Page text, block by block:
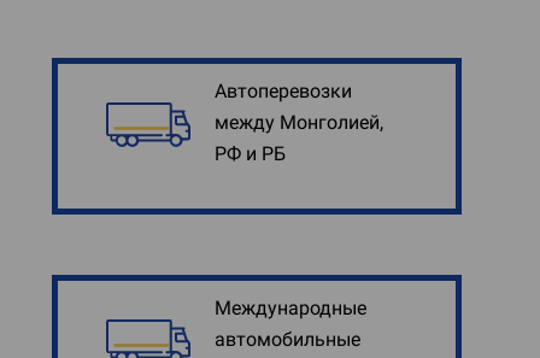
Автоперевозки
между Монголией,
РФ и РБ
Международные
автомобильные